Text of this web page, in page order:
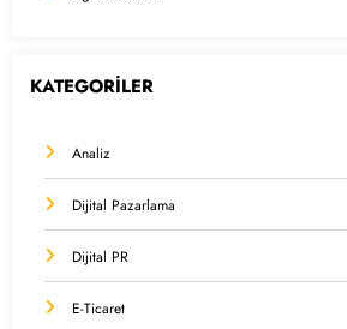
KATEGORİLER
Analiz
Dijital Pazarlama
Dijital PR
E-Ticaret